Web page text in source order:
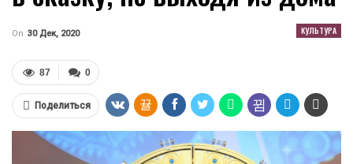
КУЛЬТУРА
On 30 Дек, 2020
0
87
Поделиться